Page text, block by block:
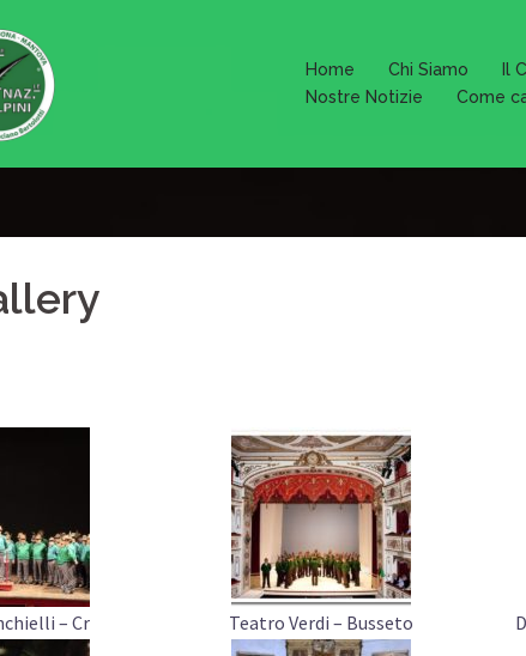
Home Chi Siamo Il
Nostre Notizie
Come
– Cr Teatro Verdi – Busseto